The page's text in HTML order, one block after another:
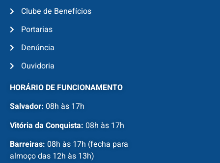
Clube de Benefícios
Portarias
Denúncia
Ouvidoria
HORÁRIO DE FUNCIONAMENTO
Salvador: 08h às 17h
Vitória da Conquista: 08h às 17h
Barreiras: 08h às 17h (fecha para
almoço das 12h às 13h)